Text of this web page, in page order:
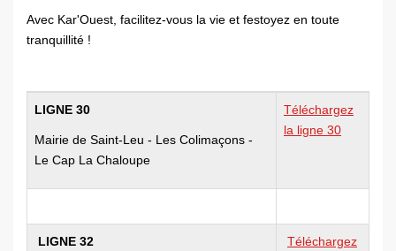
Avec Kar'Ouest, facilitez-vous la vie et festoyez en toute
tranquillité !
LIGNE 30
Mairie de Saint-Leu - Les Colimaçons -
Le Cap La Chaloupe
Téléchargez
la ligne 30
LIGNE 32
Téléchargez